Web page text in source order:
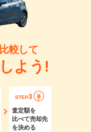
較して
よう!
STEP3
査定額を
比べて売却先
を決める